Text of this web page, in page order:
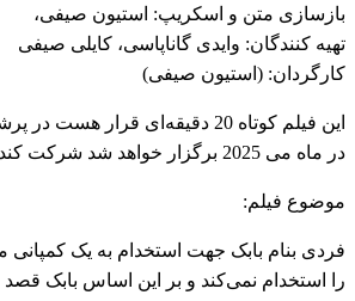
بازسازی متن و اسکریپ: استیون صیفی،
تهیه کنندگان: وایدی گاناپاسی، کایلی صیفی
کارگردان: (استیون صیفی)
این فیلم کوتاه 20 دقیقه‌ای قرار
در ماه می 2025 برگزار خواهد شد شرکت کند.
موضوع فیلم:
فردی بنام بابک جهت استخدام به یک کمپانی
را استخدام نمی‌کند و بر این اساس بابک قصد